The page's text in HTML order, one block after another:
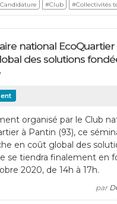
#Club #Collectivités
national
des solutions
organisé par le Club
à Pantin (93), ce
en coût global des
se tiendra finalement en
2020, de 14h à 17h.
par